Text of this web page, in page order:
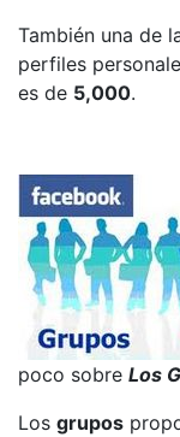
También una de
perfiles
es de 5,000.
poco sobre Los
Los grupos